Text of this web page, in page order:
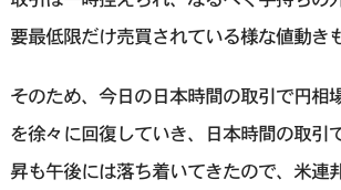
要最低限だけ売買されている様な値動き
そのため、今日の日本時間の取引で円相
を徐々に回復していき、日本時間の取引
昇も午後には落ち着いてきたので、米連